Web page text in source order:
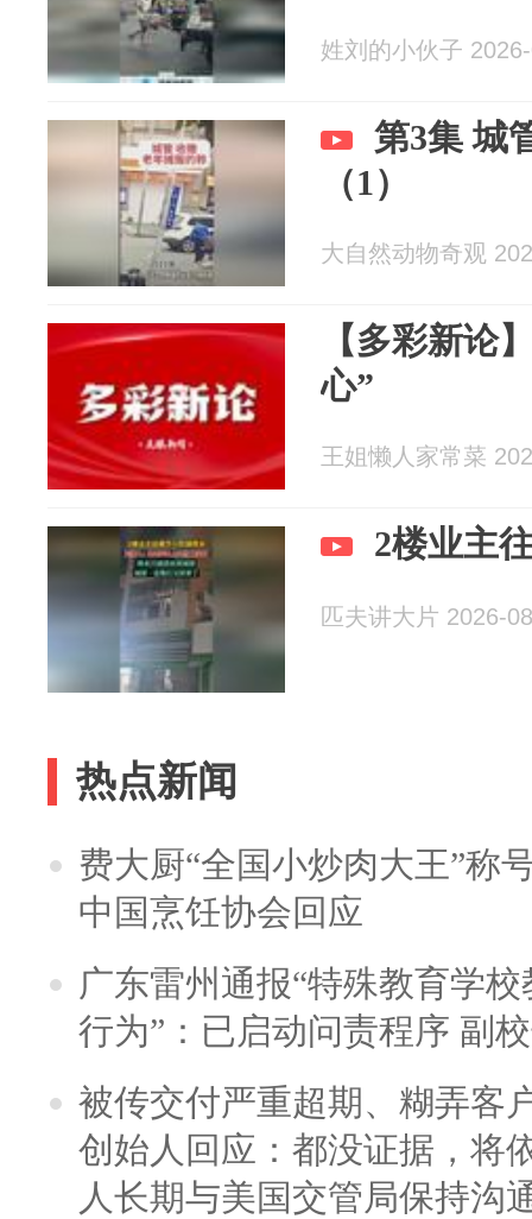
姓刘的小伙子
第3集 城管暴力执法何时休？
（1）
大自然动物奇观
【多彩新论
心”
王姐懒人家常菜
2楼业主
匹夫讲大片 2026-
热点新闻
费大厨“全国小炒肉大王”称
中国烹饪协会回应
广东雷州通报“特殊教育学
行为”：已启动问责程序 副
被传交付严重超期、糊弄客
创始人回应：都没证据，将
人长期与美国交管局保持沟